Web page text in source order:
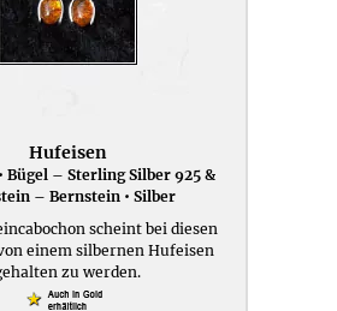
Hufeisen
Bügel – Sterling Silber 925 &
– Bernstein • Silber
scheint bei diesen
einem silbernen Hufeisen
zu werden.